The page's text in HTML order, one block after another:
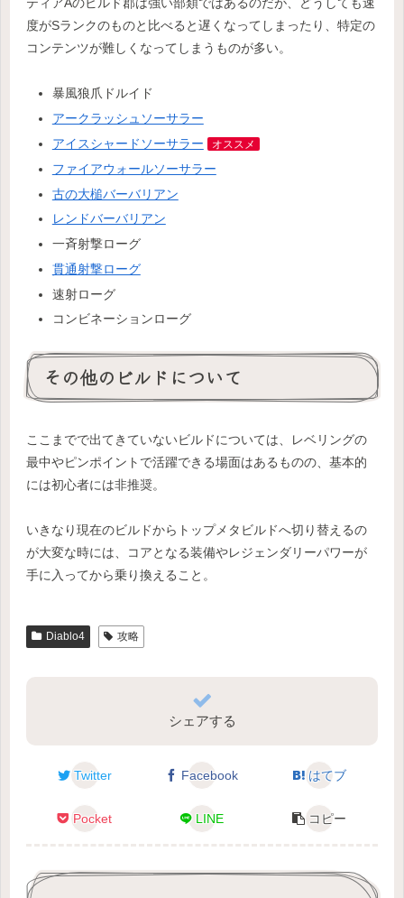
度がSランクのものと比べると遅くなってしまったり、特定の
コンテンツが難しくなってしまうものが多い。
暴風狼爪ドルイド
アークラッシュソーサラー
アイスシャードソーサラー
オススメ
ファイアウォールソーサラー
古の大槌バーバリアン
レンドバーバリアン
一斉射撃ローグ
貫通射撃ローグ
速射ローグ
コンビネーションローグ
その他のビルドについて
ここまでで出てきていないビルドについては、レベリングの
最中やピンポイントで活躍できる場面はあるものの、基本的
には初心者には非推奨。
いきなり現在のビルドからトップメタビルドへ切り替えるの
が大変な時には、コアとなる装備やレジェンダリーパワーが
手に入ってから乗り換えること。
Diablo4 攻略
シェアする
Twitter Facebook はてブ
Pocket LINE コピー